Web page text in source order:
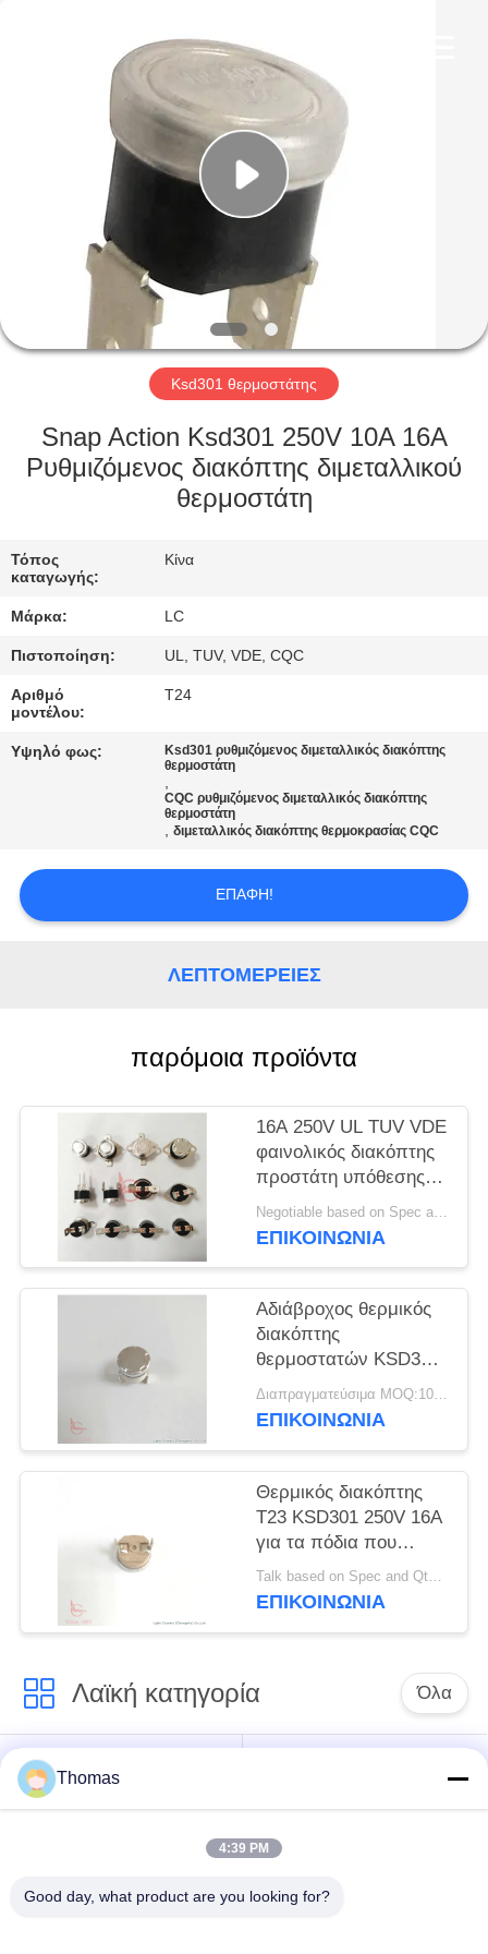
ΠΡΟΪΌΝΤΑ
ΒΊΝΤΕΟ
ΕΜΦΆΝΙΣΗ
VR
ΠΕΡΊΠΟΥ
ΕΜΕΊΣ
ΕΡΓΟΣΤΑΣΊΩΝ
ΠΟΙΟΤΙΚΌΣ
ΈΛΕΓΧΟΣ
ΜΑΣ
ΜΕ
PRIVACY
POLICY
Ksd301 θερμοστάτης
Snap Action Ksd301 250V 10A 16A
Ρυθμιζόμενος διακόπτης διμεταλλικού
θερμοστάτη
Τόπος
καταγωγής:
Κίνα
Μάρκα: LC
Πιστοποίηση: UL, TUV, VDE, CQC
Αριθμό
μοντέλου:
T24
Υψηλό φως:
Ksd301 ρυθμιζόμενος διμεταλλικός διακόπτης
θερμοστάτη
,
CQC ρυθμιζόμενος διμεταλλικός διακόπτης
θερμοστάτη
,διμεταλλικός διακόπτης θερμοκρασίας CQC
ΕΠΑΦΉ!
ΛΕΠΤΟΜΈΡΕΙΕΣ
παρόμοια προϊόντα
16A 250V UL TUV VDE
φαινολικός διακόπτης
προστάτη υπόθεσης
T23 T24 KSD301
θερμικός
Negotiable based on Spec and Qty. MOQ:1000pcs
ΕΠΙΚΟΙΝΩΝΊΑ
Αδιάβροχος θερμικός
διακόπτης
θερμοστατών KSD301
KSD301 για τη
φρυγανιέρα
Διαπραγματεύσιμα MOQ:1000PCS
ΕΠΙΚΟΙΝΩΝΊΑ
Θερμικός διακόπτης
T23 KSD301 250V 16A
για τα πόδια που
πλένουν τη λεκάνη
Talk based on Spec and Qty. MOQ:1000pcs, αλλά και πειραματικό τρέξιμο Qty υποστήριξης.
ΕΠΙΚΟΙΝΩΝΊΑ
Λαϊκή κατηγορία Όλα
ksd301 θερμοστάτης
αναστοιχειοθέτησης
θερμοστάτης
ksd301 θερμικός
Thomas
4:39 PM
Good day, what product are you looking for?